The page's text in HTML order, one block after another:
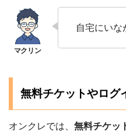
自宅にいな
無料チケットやログ
オンクレでは、 無料チケッ